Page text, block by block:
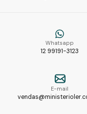
Whatsapp
12 99191-3123
E-mail